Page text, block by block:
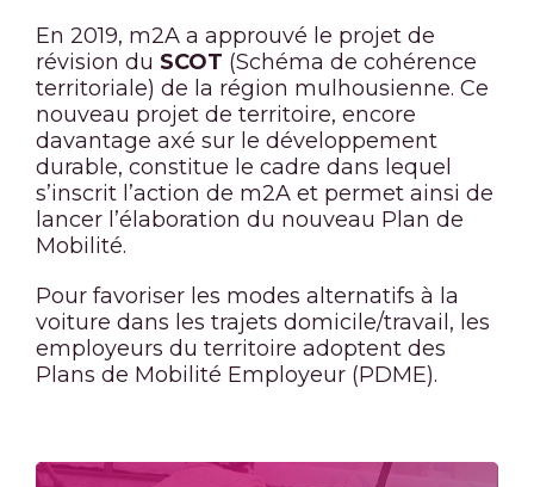
En 2019, m2A a approuvé le projet de
révision du SCOT (Schéma de cohérence
territoriale) de la région mulhousienne. Ce
nouveau projet de territoire, encore
davantage axé sur le développement
durable, constitue le cadre dans lequel
s’inscrit l’action de m2A et permet ainsi de
lancer l’élaboration du nouveau Plan de
Mobilité.
Pour favoriser les modes alternatifs à la
voiture dans les trajets domicile/travail, les
employeurs du territoire adoptent des
Plans de Mobilité Employeur (PDME).